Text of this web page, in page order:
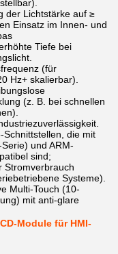
der Lichtstärke auf ≥
Einsatz im Innen- und
Tiefe bei
(für
Hz+ skalierbar).
(z. B. bei schnellen
Schnittstellen, die mit
und ARM-
sind;
Stromverbrauch
Systeme).
Multi-Touch (10-
mit anti-glare
Module für HMI-